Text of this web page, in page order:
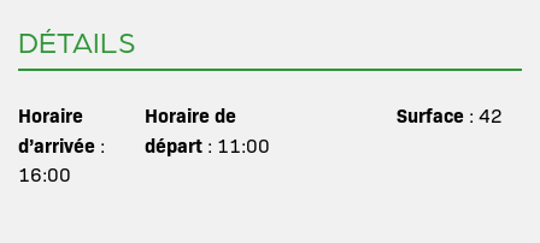
DÉTAILS
Horaire
d’arrivée :
16:00
Horaire de
départ: 11:00
Surface: 42